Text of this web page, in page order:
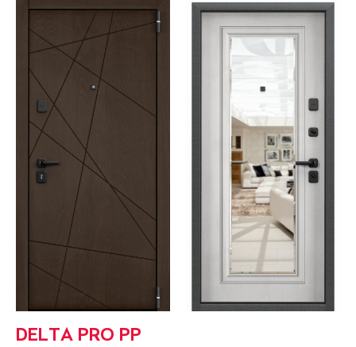
DELTA PRO PP